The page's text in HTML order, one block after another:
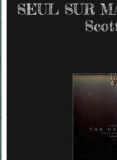
SEUL SUR